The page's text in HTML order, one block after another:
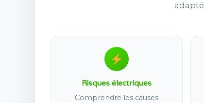
Risques électriques
Comprendre les causes